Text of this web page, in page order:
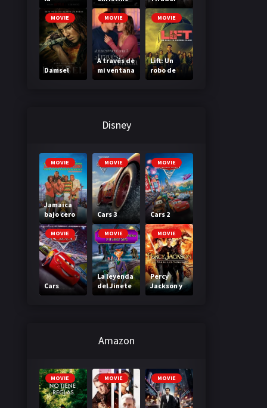
Madriguer
a MOVIE
Damsel
MOVIE
A través de
mi ventana
3: A través
MOVIE
Lift: Un
robo de
primera
Disney
MOVIE
Jamaica
bajo cero
MOVIE
Cars 3
MOVIE
Cars 2
MOVIE
Cars
MOVIE
La leyenda
del Jinete
sin cabeza
MOVIE
Percy
Jackson y
el mar de
Amazon
MOVIE MOVIE MOVIE